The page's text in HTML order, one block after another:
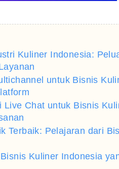
Kuliner Indonesia:
untuk Bisnis
Live Chat untuk Bisnis
Terbaik: Pelajaran dari
Kuliner Indonesia